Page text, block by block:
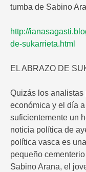
tumba de Sabino
http://
de-sukarrieta.html
EL ABRAZO DE
Quizás los
económica y el día
suficientemente un
noticia política de
política vasca es
pequeño
Sabino Arana, el